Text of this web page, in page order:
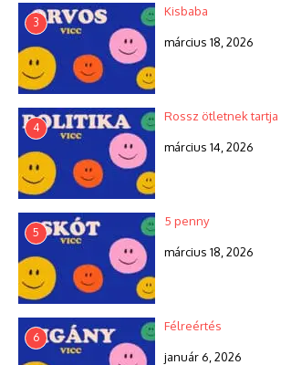
3
Kisbaba
március 18, 2026
4
Rossz ötletnek tartja
március 14, 2026
5
5 penny
március 18, 2026
6
Félreértés
január 6, 2026